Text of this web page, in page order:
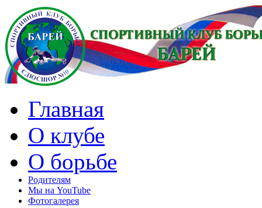
Главная
О клубе
О борьбе
Родителям
Мы на YouTube
Фотогалерея